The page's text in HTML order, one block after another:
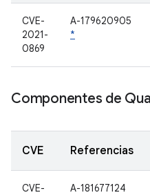
CVE-
2021-
0869
A-179620905
*
Componentes de
CVE Referencias
CVE-
A-181677124